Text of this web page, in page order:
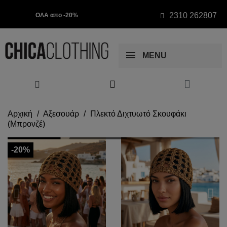
ΟΛΑ απο -20% 2310 262807
MENU
Αρχική Αξεσουάρ
Πλεκτό Διχτυωτό Σκουφάκι
(Μπρονζέ)
-20%